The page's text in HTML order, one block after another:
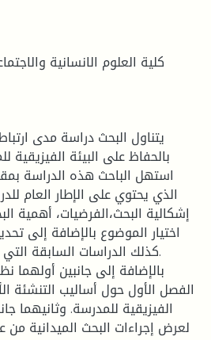
كلية العلوم الانسانية
يتناول البحث دراسة مدى
بالحفاظ على البيئة الفيزيقية
استهل الباحث هذه الدراسة
الذي يحتوي على الإطار العام
إشكالية البحث،الفرضيات، أهمية
اختيار الموضوع بالإضافة إلى
كذلك الدراسات السابقة
بالإضافة إلى جانبين
الفصل الأول حول أساليب التنشئة
الفيزيقية للمدرسة. وثانيهما
لعرض إجراءات البحث الميدانية